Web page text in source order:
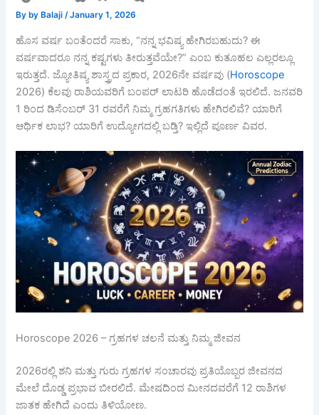
By by Balaji/January 1, 2026
ಹೊಸ ವರ್ಷ ಬಂತೆಂದರೆ ಸಾಕು, “ನನ್ನ ಭವಿಷ್ಯ ಹೇಗಿರಬಹುದು? ಈ
ವರ್ಷವಾದರೂ ನನ್ನ ಕಷ್ಟಗಳು ತೀರುತ್ತವೆಯೇ?” ಎಂಬ ಕುತೂಹಲ ಎಲ್ಲರಲ್ಲೂ
ಇರುತ್ತದೆ. ಜ್ಯೋತಿಷ್ಯ ಶಾಸ್ತ್ರದ ಪ್ರಕಾರ, 2026ನೇ ವರ್ಷವು (Horoscope
2026) ಕೆಲವು ರಾಶಿಯವರಿಗೆ ಬಂಪರ್ ಲಾಟರಿ ಹೊಡೆದಂತೆ ಇರಲಿದೆ. ಜನವರಿ
1 ರಿಂದ ಡಿಸೆಂಬರ್ 31 ರವರೆಗೆ ನಿಮ್ಮ ಗ್ರಹಗತಿಗಳು ಹೇಗಿರಲಿವೆ? ಯಾರಿಗೆ
ಆರ್ಥಿಕ ಲಾಭ? ಯಾರಿಗೆ ಉದ್ಯೋಗದಲ್ಲಿ ಬಡ್ತಿ? ಇಲ್ಲಿದೆ ಪೂರ್ಣ ವಿವರ.
Horoscope 2026 – ಗ್ರಹಗಳ ಚಲನೆ ಮತ್ತು ನಿಮ್ಮ ಜೀವನ
2026ರಲ್ಲಿ ಶನಿ ಮತ್ತು ಗುರು ಗ್ರಹಗಳ ಸಂಚಾರವು ಪ್ರತಿಯೊಬ್ಬರ ಜೀವನದ
ಮೇಲೆ ದೊಡ್ಡ ಪ್ರಭಾವ ಬೀರಲಿದೆ. ಮೇಷದಿಂದ ಮೀನದವರೆಗೆ 12 ರಾಶಿಗಳ
ಜಾತಕ ಹೇಗಿದೆ ಎಂದು ತಿಳಿಯೋಣ.